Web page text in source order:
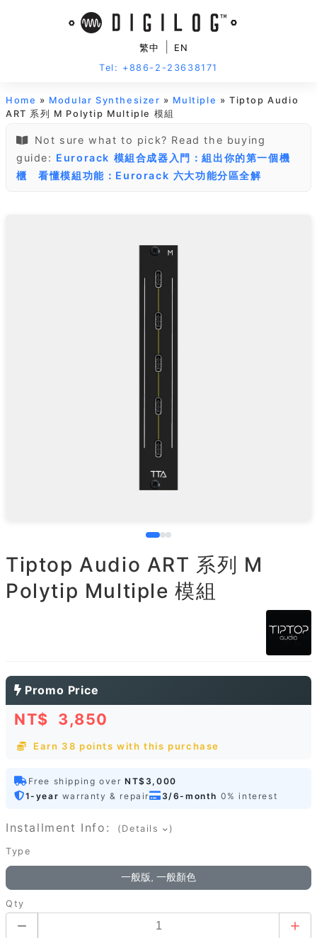
繁中
EN
Tel: +886-2-23638171
Home » Modular Synthesizer » Multiple » Tiptop Audio
ART 系列 M Polytip Multiple 模組
Not sure what to pick? Read the buying
guide: Eurorack 模組合成器入門：組出你的第一個機
櫃
看懂模組功能：Eurorack 六大功能分區全解
Tiptop Audio ART 系列 M
Polytip Multiple 模組
Promo Price
NT$ 3,850
Earn 38 points with this purchase
Free shipping overNT$3,000
1-year warranty & repair 3/6-month 0% interest
Installment Info: (Details )
Type
一般版, 一般顏色
Qty